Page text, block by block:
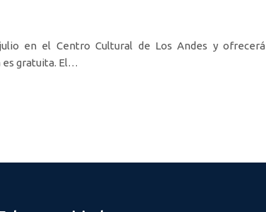
en el Centro Cultural de Los Andes y ofrecerá
es gratuita. El…